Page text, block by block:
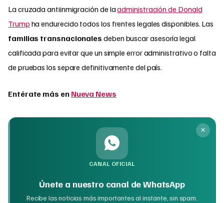
La cruzada antiinmigración de laadministración de Donald
Trump ha endurecido todos los frentes legales disponibles. Las
familias transnacionales deben buscar asesoría legal
calificada para evitar que un simple error administrativo o falta
de pruebas los separe definitivamente del país.
Entérate más en Nueva News
CANAL OFICIAL
Únete a nuestro canal de WhatsApp
Recibe las noticias más importantes al instante, sin spam.